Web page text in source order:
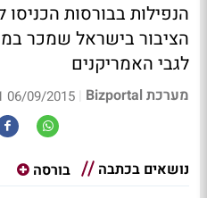
הנפילות בבורסות
הציבור בישראל שמכר
לגבי האמריקנים
מערכת Bizportal |
06/09/2015 14:21
נושאים בכתבה בורסה